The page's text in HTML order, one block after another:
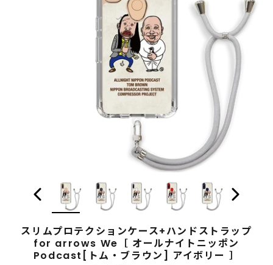
スリムプロテクションケース+ハンドストラップ
for arrows We［ オールナイトニッポン
Podcast[トム・ブラウン] アイボリー ］